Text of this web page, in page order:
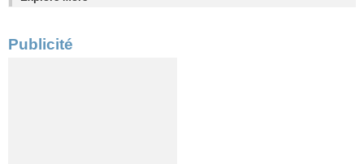
Publicité